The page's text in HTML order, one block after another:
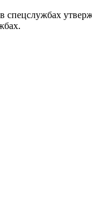
спецслужбах